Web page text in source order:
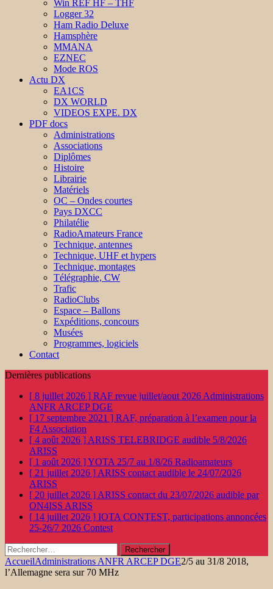
Win REF HF – THF
Logger 32
Ham Radio Deluxe
Hamsphère
MMANA
EZNEC
Mode ROS
Actu DX
EA1CS
DX WORLD
VIDEOS EXPE. DX
PDF docs
Administrations
Associations
Diplômes
Histoire
Librairie
Matériels
OC – Ondes courtes
Pays DXCC
Philatélie
RadioAmateurs France
Technique, antennes
Technique, UHF et hypers
Technique, montages
Télégraphie, CW
Trafic
RadioClubs
Espace – Ballons
Expéditions, concours
Musées
Programmes, logiciels
Contact
Dernières publications
[ 8 juillet 2026 ] RAF revue juillet/aout 2026 Administrations
ANFR ARCEP DGE
[ 17 septembre 2021 ] RAF, préparation à l’examen pour la
F4 Association
[ 4 août 2026 ] ARISS TELEBRIDGE audible 5/8/2026
ARISS
[ 1 août 2026 ]YOTA 25/7 au 1/8/26 Radioamateurs
[ 21 juillet 2026 ] ARISS contact audible le 24/07/2026
ARISS
[ 20 juillet 2026 ] ARISS contact du 23/07/2026 audible par
ON4ISS ARISS
[ 14 juillet 2026 ] IOTA CONTEST, participations annoncées
25-26/7 2026 Contest
Rechercher :
AccueilAdministrations ANFR ARCEP DGE2/5 au 31/8 2018,
l’Allemagne sera sur 70 MHz